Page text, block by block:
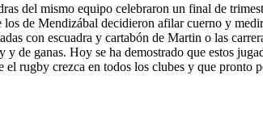
del mismo equipo celebraron un final de
de Mendizábal decidieron afilar cuerno y
con escuadra y cartabón de Martin o las
de ganas. Hoy se ha demostrado que estos
rugby crezca en todos los clubes y que pronto